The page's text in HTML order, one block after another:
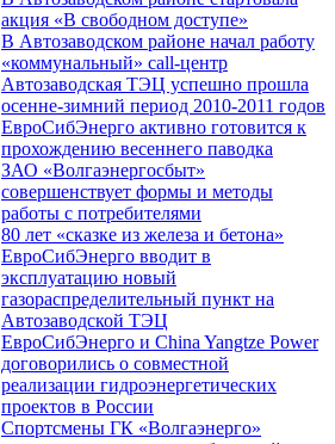
акция «В свободном доступе»
В Автозаводском районе начал работу
«коммунальный» call-центр
Автозаводская ТЭЦ успешно прошла
осенне-зимний период 2010-2011 годов
ЕвроСибЭнерго активно готовится к
прохождению весеннего паводка
ЗАО «Волгаэнергосбыт»
совершенствует формы и методы
работы с потребителями
80 лет «сказке из железа и бетона»
ЕвроСибЭнерго вводит в
эксплуатацию новый
газораспределительный пункт на
Автозаводской ТЭЦ
ЕвроСибЭнерго и China Yangtze Power
договорились о совместной
реализации гидроэнергетических
проектов в России
Спортсмены ГК «Волгаэнерго»